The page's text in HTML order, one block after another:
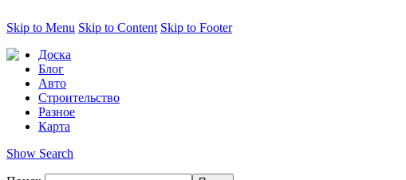
Skip to Menu Skip to Content Skip to Footer
Доска
Блог
Авто
Строительство
Разное
Карта
Show Search